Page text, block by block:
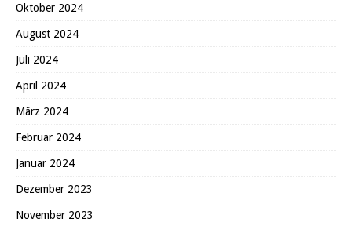
Oktober 2024
August 2024
Juli 2024
April 2024
März 2024
Februar 2024
Januar 2024
Dezember 2023
November 2023